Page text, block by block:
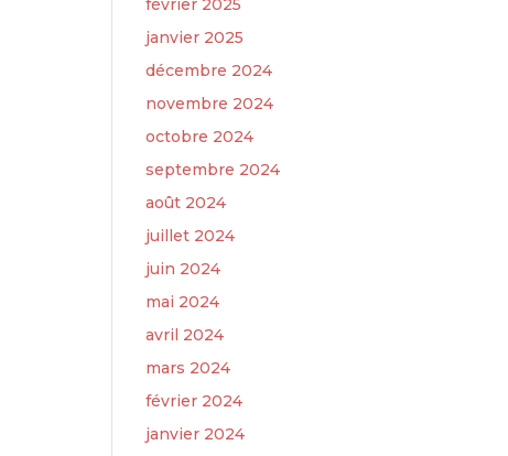
février 2025
janvier 2025
décembre 2024
novembre 2024
octobre 2024
septembre 2024
août 2024
juillet 2024
juin 2024
mai 2024
avril 2024
mars 2024
février 2024
janvier 2024